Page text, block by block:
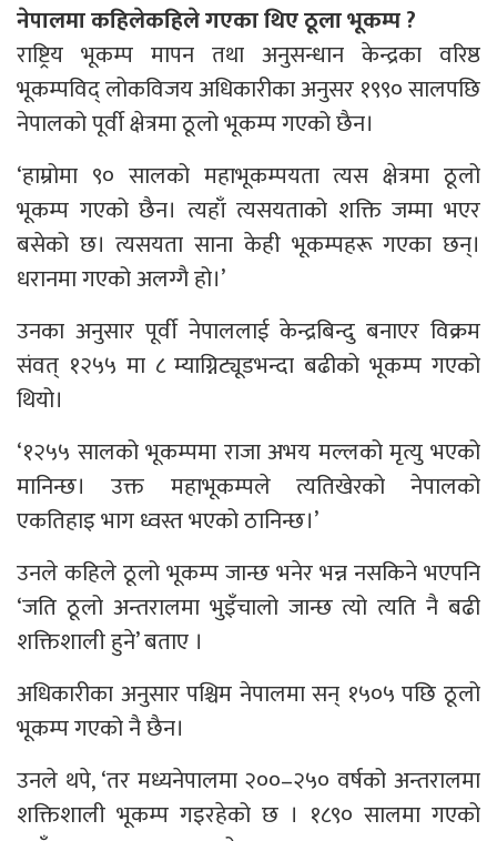
नेपालमा कहिलेकहिले गएका थिए ठूला भूकम्प ?
राष्ट्रिय भूकम्प मापन तथा अनुसन्धान केन्द्रका वरिष्ठ
भूकम्पविद् लोकविजय अधिकारीका अनुसर १९९० सालपछि
नेपालको पूर्वी क्षेत्रमा ठूलो भूकम्प गएको छैन।
‘हाम्रोमा ९० सालको महाभूकम्पयता त्यस क्षेत्रमा ठूलो
भूकम्प गएको छैन। त्यहाँ त्यसयताको शक्ति जम्मा भएर
बसेको छ। त्यसयता साना केही भूकम्पहरू गएका छन्।
धरानमा गएको अलग्गै हो।’
उनका अनुसार पूर्वी नेपाललाई केन्द्रबिन्दु बनाएर विक्रम
संवत् १२५५ मा ८ म्याग्निट्यूडभन्दा बढीको भूकम्प गएको
थियो।
‘१२५५ सालको भूकम्पमा राजा अभय मल्लको मृत्यु भएको
मानिन्छ। उक्त महाभूकम्पले त्यतिखेरको नेपालको
एकतिहाइ भाग ध्वस्त भएको ठानिन्छ।’
उनले कहिले ठूलो भूकम्प जान्छ भनेर भन्न नसकिने भएपनि
‘जति ठूलो अन्तरालमा भुइँचालो जान्छ त्यो त्यति नै बढी
शक्तिशाली हुने’ बताए ।
अधिकारीका अनुसार पश्चिम नेपालमा सन् १५०५ पछि ठूलो
भूकम्प गएको नै छैन।
उनले थपे, ‘तर मध्यनेपालमा २००–२५० वर्षको अन्तरालमा
शक्तिशाली भूकम्प गइरहेको छ । १८९० सालमा गएको